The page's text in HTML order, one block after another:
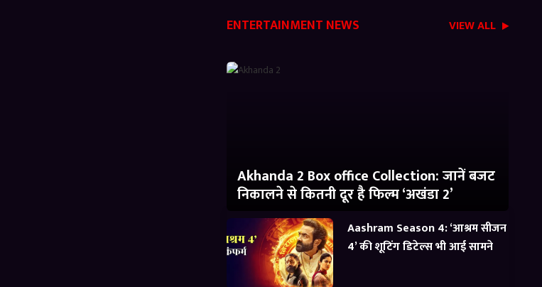
ENTERTAINMENT NEWS VIEW ALL
Akhanda 2 Box office Collection: जानें बजट
निकालने से कितनी दूर है फिल्म ‘अखंडा 2’
Aashram Season 4: ‘आश्रम सीजन
4’ की शूटिंग डिटेल्स भी आई सामने